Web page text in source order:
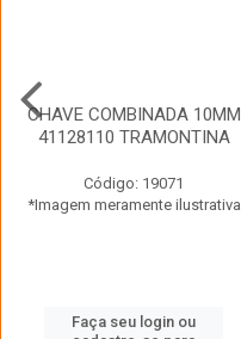
CHAVE COMBINADA 10MM
41128110 TRAMONTINA
Código: 19071
*Imagem meramente ilustrativa
Faça seu login ou